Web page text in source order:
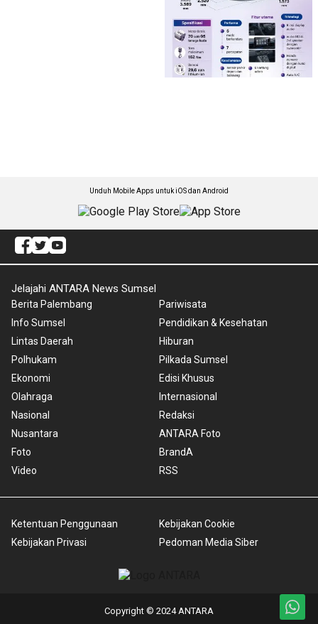
Unduh Mobile Apps untuk iOS dan Android
Jelajahi ANTARA News Sumsel
Berita Palembang
Info Sumsel
Lintas Daerah
Polhukam
Ekonomi
Olahraga
Nasional
Nusantara
Foto
Video
Pariwisata
Pendidikan & Kesehatan
Hiburan
Pilkada Sumsel
Edisi Khusus
Internasional
Redaksi
ANTARA Foto
BrandA
RSS
Ketentuan Penggunaan
Kebijakan Privasi
Kebijakan Cookie
Pedoman Media Siber
Copyright © 2024 ANTARA